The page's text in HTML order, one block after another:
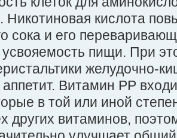
Никотиновая кислота
сока и его
пищи. При
желудочно-
аппетит. Витамин РР
в той или иной
других витаминов,